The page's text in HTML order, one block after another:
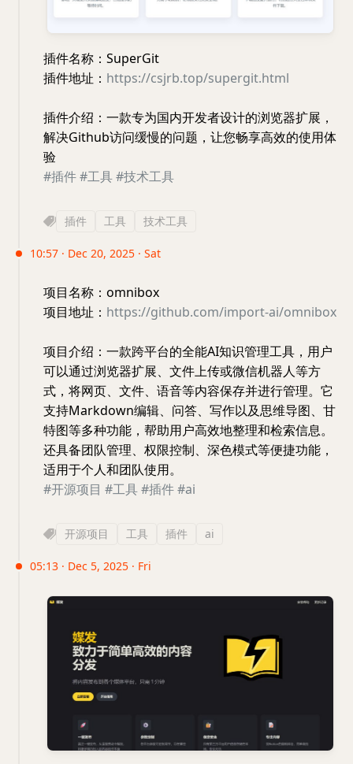
插件名称：SuperGit
插件地址： https://csjrb.top/supergit.html
插件介绍：一款专为国内开发者设计的浏览器扩展，
解决Github访问缓慢的问题，让您畅享高效的使用体
验
#插件#工具#技术工具
插件 工具 技术工具
10:57 · Dec 20, 2025 · Sat
项目名称：omnibox
项目地址： https://github.com/import-ai/omnibox
项目介绍：一款跨平台的全能AI知识管理工具，用户
可以通过浏览器扩展、文件上传或微信机器人等方
式，将网页、文件、语音等内容保存并进行管理。它
支持Markdown编辑、问答、写作以及思维导图、甘
特图等多种功能，帮助用户高效地整理和检索信息。
还具备团队管理、权限控制、深色模式等便捷功能，
适用于个人和团队使用。
#开源项目 #工具#插件#ai
开源项目 工具 插件 ai
05:13 · Dec 5, 2025 · Fri